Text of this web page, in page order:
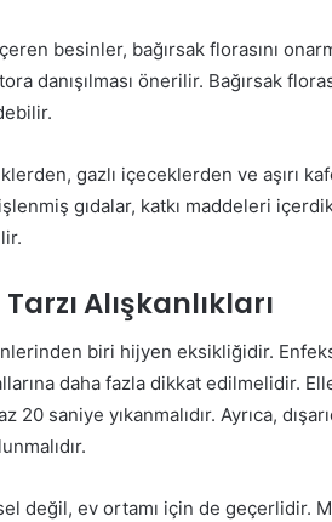
besinler, bağırsak florasını
danışılması önerilir. Bağırsak
gazlı içeceklerden ve aşırı
gıdalar, katkı maddeleri
Alışkanlıkları
biri hijyen eksikliğidir.
daha fazla dikkat edilmelidir.
saniye yıkanmalıdır. Ayrıca,
değil, ev ortamı için de geçerlidir.